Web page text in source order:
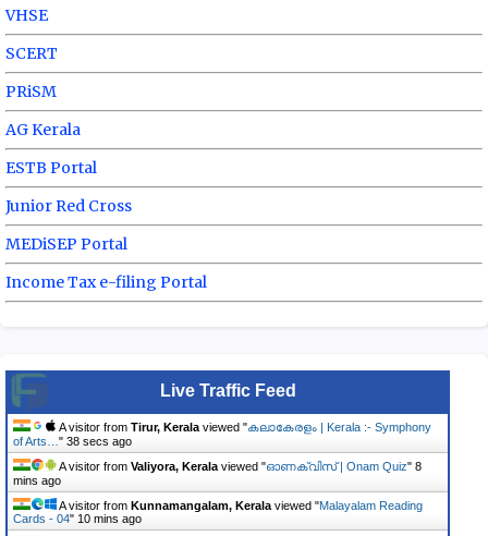
VHSE
SCERT
PRiSM
AG Kerala
ESTB Portal
Junior Red Cross
MEDiSEP Portal
Income Tax e-filing Portal
Live Traffic Feed
A visitor from Tirur, Kerala viewed "കലാകേരളം | Kerala :- Symphony
of Arts… " 39 secs ago
A visitor from Valiyora, Kerala viewed "ഓണക്വിസ് | Onam Quiz" 8
mins ago
A visitor from Kunnamangalam, Kerala viewed "Malayalam Reading
Cards - 04" 10 mins ago